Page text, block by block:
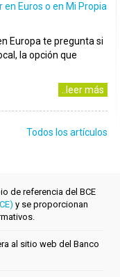
en Euros o en Mi Propia
Europa te pregunta si
la opción que
..leer más
Todos los artículos
de referencia del BCE
y se proporcionan
al sitio web del Banco